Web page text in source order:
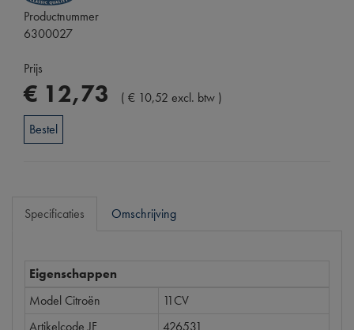
Productnummer
6300027
Prijs
€ 12,73 ( € 10,52 excl. btw )
Bestel
Specificaties Omschrijving
Eigenschappen
Model Citroën
11CV
Artikelcode JF
426531